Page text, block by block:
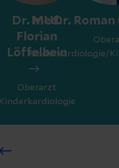
Dr. med.
Florian
Löffelbein
Oberarzt
Kinderkardiologie
MUDr. Roman
Kinderkardiologie/